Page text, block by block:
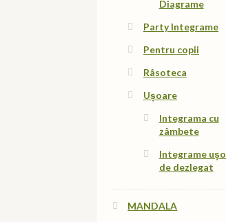
Diagrame
Party Integrame
Pentru copii
Râsoteca
Ușoare
Integrama cu
zâmbete
Integrame
de dezlegat
MANDALA